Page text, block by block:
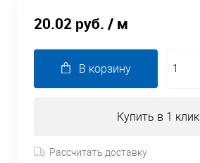
20.02 руб. / м
В корзину
Купить в 1 клик
Рассчитать доставку